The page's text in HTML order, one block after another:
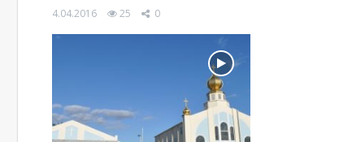
4.04.2016 25 0